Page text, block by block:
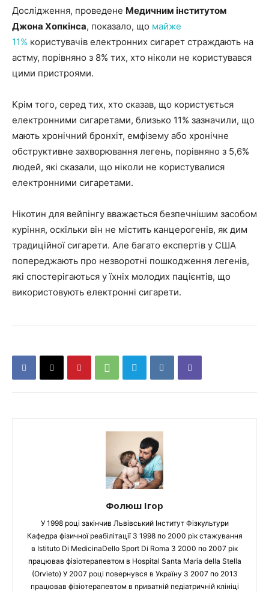
Дослідження, проведене Медичним інститутом
Джона Хопкінса, показало, що майже
11% користувачів електронних сигарет страждають на
астму, порівняно з 8% тих, хто ніколи не користувався
цими пристроями.
Крім того, серед тих, хто сказав, що користується
електронними сигаретами, близько 11% зазначили, що
мають хронічний бронхіт, емфізему або хронічне
обструктивне захворювання легень, порівняно з 5,6%
людей, які сказали, що ніколи не користувалися
електронними сигаретами.
Нікотин для вейпінгу вважається безпечнішим засобом
куріння, оскільки він не містить канцерогенів, як дим
традиційної сигарети. Але багато експертів у США
попереджають про незворотні пошкодження легенів,
які спостерігаються у їхніх молодих пацієнтів, що
використовують електронні сигарети.
Фолюш Ігор
У 1998 році закінчив Львівський Інститут Фізкультури
Кафедра фізичної реабілітації З 1998 по 2000 рік стажування
в Istituto Di MedicinaDello Sport Di Roma З 2000 по 2007 рік
працював фізіотерапевтом в Hospital Santa Maria della Stella
(Orvieto) У 2007 році повернувся в Україну З 2007 по 2013
працював фізіотерапевтом в приватній педіатричній клініці